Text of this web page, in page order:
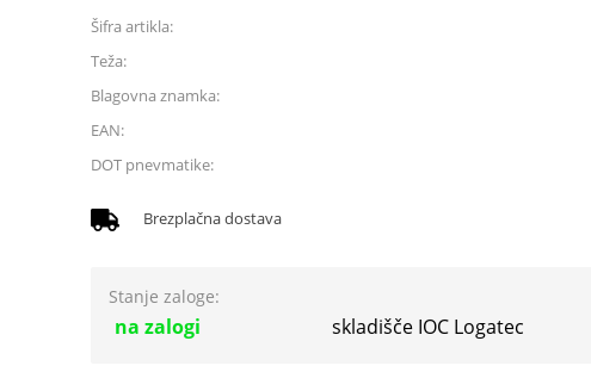
Šifra artikla:
Teža:
Blagovna znamka:
EAN:
DOT pnevmatike:
Brezplačna dostava
Stanje zaloge:
na zalogi skladišče IOC Logatec